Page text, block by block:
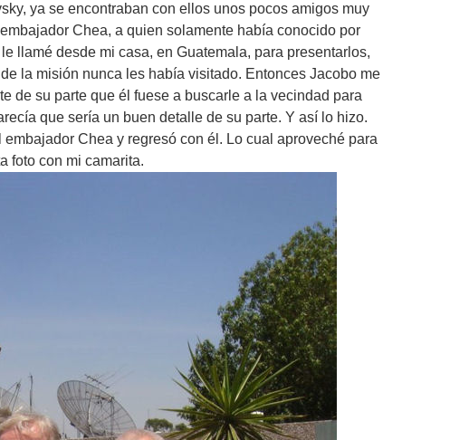
ya se encontraban con ellos unos pocos amigos muy
Chea, a quien solamente había conocido por
llamé desde mi casa, en Guatemala, para presentarlos,
la misión nunca les había visitado. Entonces Jacobo me
de su parte que él fuese a buscarle a la vecindad para
que sería un buen detalle de su parte. Y así lo hizo.
Chea y regresó con él. Lo cual aproveché para
foto con mi camarita.